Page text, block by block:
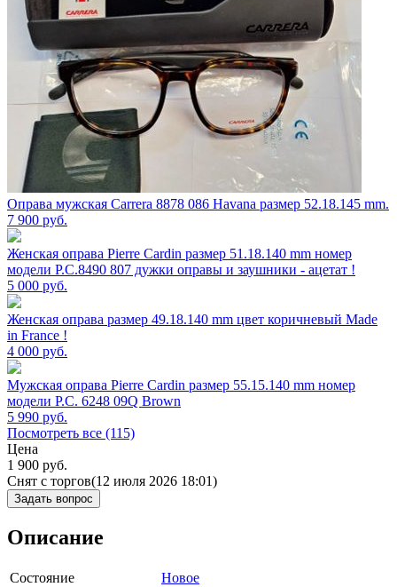
Оправа мужская Carrera 8878 086 Havana размер 52.18.145 mm.
7 900 руб.
Женская оправа Pierre Cardin размер 51.18.140 mm номер
модели P.C.8490 807 дужки оправы и заушники - ацетат !
5 000 руб.
Женская оправа размер 49.18.140 mm цвет коричневый Made
in France !
4 000 руб.
Мужская оправа Pierre Cardin размер 55.15.140 mm номер
модели P.C. 6248 09Q Brown
5 990 руб.
Посмотреть все (115)
Цена
1 900 руб.
Снят с торгов(12 июля 2026 18:01)
Задать вопрос
Описание
Состояние
Новое